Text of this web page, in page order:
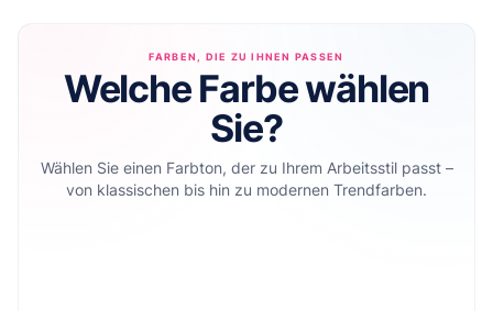
FARBEN, DIE ZU IHNEN PASSEN
Welche Farbe wählen
Sie?
Wählen Sie einen Farbton, der zu Ihrem Arbeitsstil passt –
von klassischen bis hin zu modernen Trendfarben.